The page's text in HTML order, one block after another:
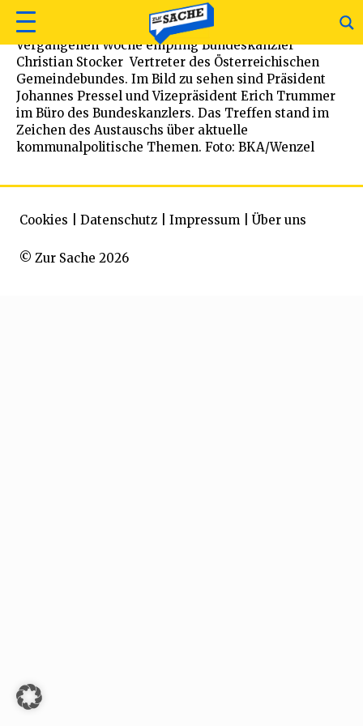
Vergangenen Woche empfing Bundeskanzler
Christian Stocker Vertreter des Österreichischen
Gemeindebundes. Im Bild zu sehen sind Präsident
Johannes Pressel und Vizepräsident Erich Trummer
im Büro des Bundeskanzlers. Das Treffen stand im
Zeichen des Austauschs über aktuelle
kommunalpolitische Themen. Foto: BKA/Wenzel
© Zur Sache 2026
Cookies Datenschutz Impressum Über uns